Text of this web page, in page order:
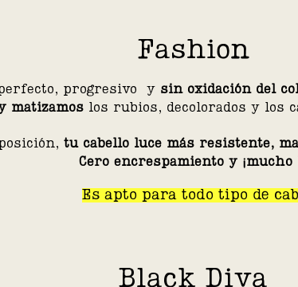
Fashion
progresivo y sin oxidación del
matizamos los rubios, decolorados y los
tu cabello luce más resistente,
Cero encrespamiento y
Es apto para todo tipo de
Black Diva